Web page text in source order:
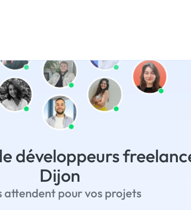
développeurs
Dijon
attendent pour vos projets